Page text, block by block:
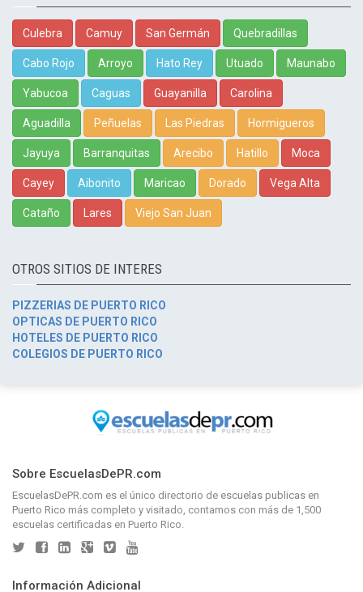
Culebra Camuy San Germán Quebradillas
Cabo Rojo Arroyo Hato Rey Utuado Maunabo
Yabucoa Caguas Guayanilla Carolina
Aguadilla Peñuelas Las Piedras Hormigueros
Jayuya Barranquitas Arecibo Hatillo Moca
Cayey Aibonito Maricao Dorado Vega Alta
Cataño Lares Viejo San Juan
OTROS SITIOS DE INTERES
PIZZERIAS DE PUERTO RICO
OPTICAS DE PUERTO RICO
HOTELES DE PUERTO RICO
COLEGIOS DE PUERTO RICO
Sobre EscuelasDePR.com
EscuelasDePR.com es el único directorio de escuelas publicas en
Puerto Rico más completo y visitado, contamos con más de 1,500
escuelas certificadas en Puerto Rico.
Información Adicional